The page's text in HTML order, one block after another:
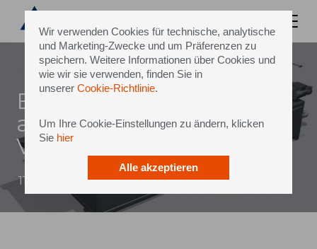
Wir verwenden Cookies für technische, analytische
und Marketing-Zwecke und um Präferenzen zu
speichern. Weitere Informationen über Cookies und
wie wir sie verwenden, finden Sie in
unserer Cookie-Richtlinie.
Um Ihre Cookie-Einstellungen zu ändern, klicken
Sie hier
Alle akzeptieren
Enhanced brand visibility
and wrapping quality with
VersaFilm®
11 Juni 2014